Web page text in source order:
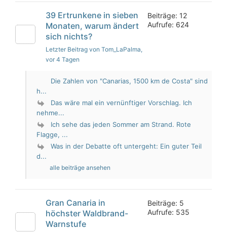
39 Ertrunkene in sieben
Monaten, warum ändert
sich nichts?
Letzter Beitrag von Tom_LaPalma,
vor 4 Tagen
Beiträge: 12
Aufrufe: 624
Die Zahlen von "Canarias, 1500 km de Costa" sind
h...
Das wäre mal ein vernünftiger Vorschlag. Ich
nehme...
Ich sehe das jeden Sommer am Strand. Rote
Flagge, ...
Was in der Debatte oft untergeht: Ein guter Teil
d...
alle beiträge ansehen
Gran Canaria in
höchster Waldbrand-
Warnstufe
Beiträge: 5
Aufrufe: 535